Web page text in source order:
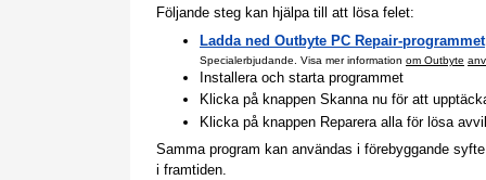
Följande steg kan hjälpa till att lösa felet:
Ladda ned Outbyte PC Repair-programmet
Specialerbjudande. Visa mer information om Outbyte
Installera och starta programmet
Klicka på knappen Skanna nu för att
Klicka på knappen Reparera alla för lösa
Samma program kan användas i förebyggande
i framtiden.